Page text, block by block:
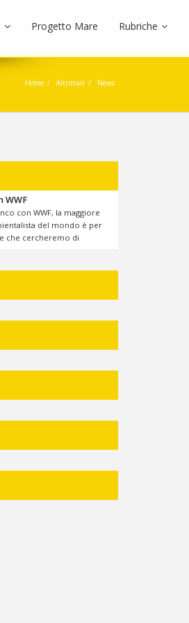
Progetto Mare Rubriche
Home Altrimari News
WWF
con WWF, la maggiore
del mondo è per
che cercheremo di